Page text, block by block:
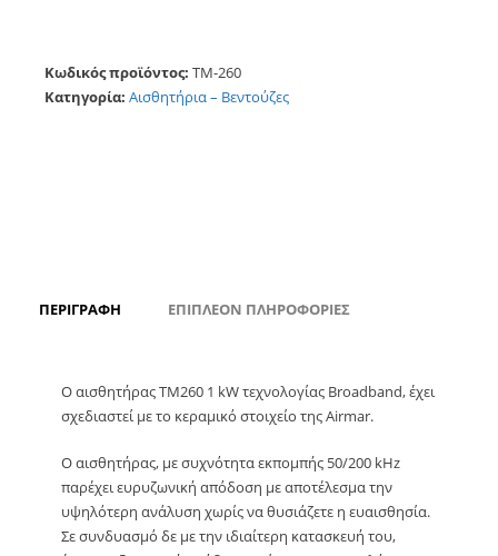
Κωδικός προϊόντος: ΤΜ-260
Κατηγορία: Αισθητήρια – Βεντούζες
ΠΕΡΙΓΡΑΦΉ ΕΠΙΠΛΈΟΝ ΠΛΗΡΟΦΟΡΊΕΣ
Ο αισθητήρας TM260 1 kW τεχνολογίας Broadband, έχει
σχεδιαστεί με το κεραμικό στοιχείο της Airmar.
Ο αισθητήρας, με συχνότητα εκπομπής 50/200 kHz
παρέχει ευρυζωνική απόδοση με αποτέλεσμα την
υψηλότερη ανάλυση χωρίς να θυσιάζετε η ευαισθησία.
Σε συνδυασμό δε με την ιδιαίτερη κατασκευή του,